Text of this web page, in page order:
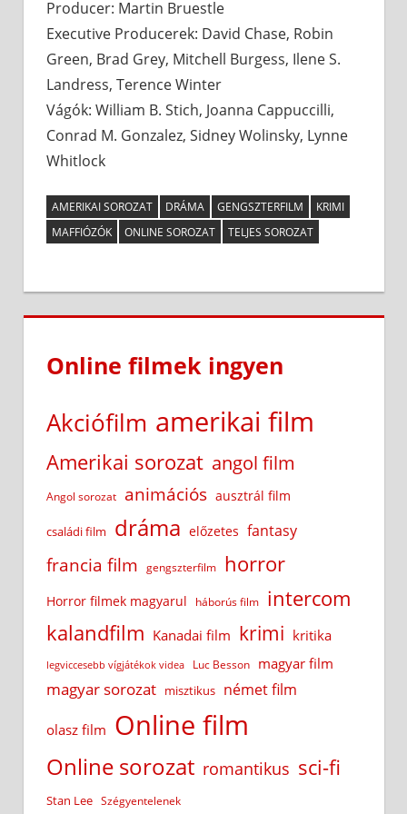
Producer: Martin Bruestle
Executive Producerek: David Chase, Robin
Green, Brad Grey, Mitchell Burgess, Ilene S.
Landress, Terence Winter
Vágók: William B. Stich, Joanna Cappuccilli,
Conrad M. Gonzalez, Sidney Wolinsky, Lynne
Whitlock
AMERIKAI SOROZAT DRÁMA GENGSZTERFILM
KRIMI
MAFFIÓZÓK
ONLINE SOROZAT TELJES SOROZAT
Online filmek ingyen
Akciófilm amerikai film
Amerikai sorozat angol film
Angol sorozat animációs ausztrál film
családi film dráma előzetes fantasy
francia film gengszterfilm horror
Horror filmek magyarul háborús film intercom
kalandfilm Kanadai film krimi kritika
legviccesebb vígjátékok videa Luc Besson magyar film
magyar sorozat misztikus német film
olasz film Online film
Online sorozat romantikus sci-fi
Stan Lee Szégyentelenek